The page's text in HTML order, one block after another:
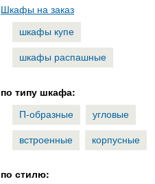
Шкафы на заказ
шкафы купе
шкафы распашные
по типу шкафа:
П-образные
угловые
встроенные
корпусные
по стилю: